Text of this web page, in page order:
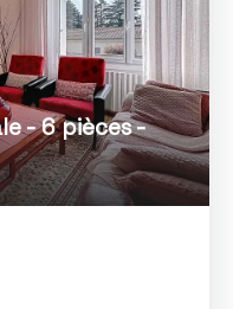
- 6 pièces -